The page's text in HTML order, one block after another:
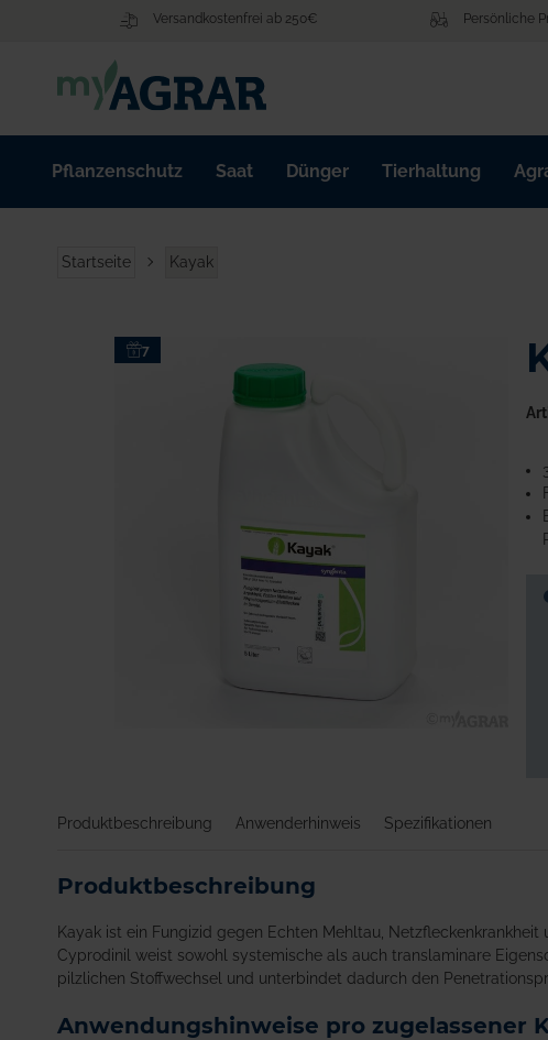
Versandkostenfrei ab 250€ Persönliche
Pflanzenschutz Saat Dünger Tierhaltung
Startseite Kayak
7
springen
Produktbeschreibung Anwenderhinweis Spezifikationen
Produktbeschreibung
Kayak ist ein Fungizid gegen Echten Mehltau,
Cyprodinil weist sowohl systemische als auch translaminare
pilzlichen Stoffwechsel und unterbindet dadurch den
Anwendungshinweise pro zugelassener